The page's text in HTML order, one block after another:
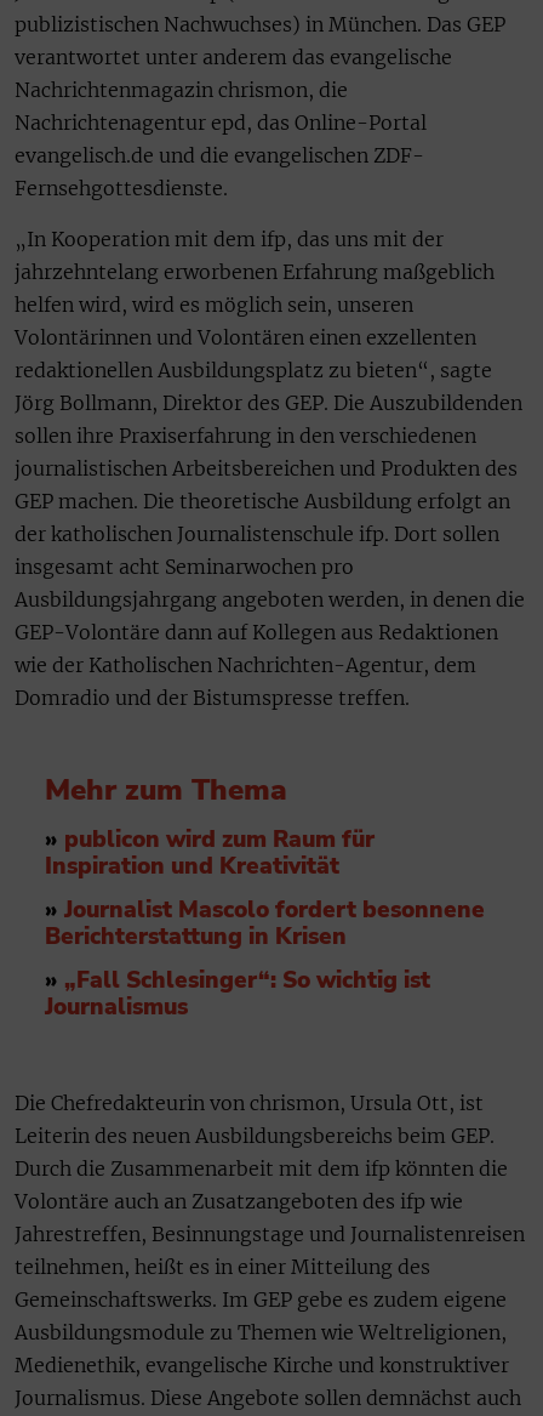
publizistischen Nachwuchses) in München. Das GEP
verantwortet unter anderem das evangelische
Nachrichtenmagazin chrismon, die
Nachrichtenagentur epd, das Online-Portal
evangelisch.de und die evangelischen ZDF-
Fernsehgottesdienste.
„In Kooperation mit dem ifp, das uns mit der
jahrzehntelang erworbenen Erfahrung maßgeblich
helfen wird, wird es möglich sein, unseren
Volontärinnen und Volontären einen exzellenten
redaktionellen Ausbildungsplatz zu bieten“, sagte
Jörg Bollmann, Direktor des GEP. Die Auszubildenden
sollen ihre Praxiserfahrung in den verschiedenen
journalistischen Arbeitsbereichen und Produkten des
GEP machen. Die theoretische Ausbildung erfolgt an
der katholischen Journalistenschule ifp. Dort sollen
insgesamt acht Seminarwochen pro
Ausbildungsjahrgang angeboten werden, in denen die
GEP-Volontäre dann auf Kollegen aus Redaktionen
wie der Katholischen Nachrichten-Agentur, dem
Domradio und der Bistumspresse treffen.
Mehr zum Thema
» publicon wird zum Raum für
Inspiration und Kreativität
» Journalist Mascolo fordert besonnene
Berichterstattung in Krisen
» „Fall Schlesinger“: So wichtig ist
Journalismus
Die Chefredakteurin von chrismon, Ursula Ott, ist
Leiterin des neuen Ausbildungsbereichs beim GEP.
Durch die Zusammenarbeit mit dem ifp könnten die
Volontäre auch an Zusatzangeboten des ifp wie
Jahrestreffen, Besinnungstage und Journalistenreisen
teilnehmen, heißt es in einer Mitteilung des
Gemeinschaftswerks. Im GEP gebe es zudem eigene
Ausbildungsmodule zu Themen wie Weltreligionen,
Medienethik, evangelische Kirche und konstruktiver
Journalismus. Diese Angebote sollen demnächst auch